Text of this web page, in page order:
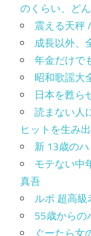
のくらい、ど
震える天秤
成長以外、
年金だけで
昭和歌謡大
日本を甦ら
読まない人
ヒットを生み
新 13歳の
モテない中
真吾
ルポ 超高
55歳からの